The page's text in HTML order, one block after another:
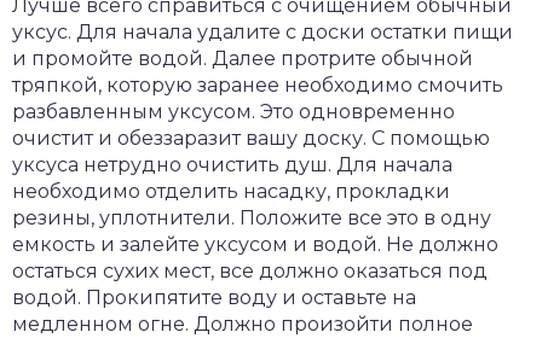
Лучше всего справиться с очищением обычный
уксус. Для начала удалите с доски остатки пищи
и промойте водой. Далее протрите обычной
тряпкой, которую заранее необходимо смочить
разбавленным уксусом. Это одновременно
очистит и обеззаразит вашу доску. С помощью
уксуса нетрудно очистить душ. Для начала
необходимо отделить насадку, прокладки
резины, уплотнители. Положите все это в одну
емкость и залейте уксусом и водой. Не должно
остаться сухих мест, все должно оказаться под
водой. Прокипятите воду и оставьте на
медленном огне. Должно произойти полное